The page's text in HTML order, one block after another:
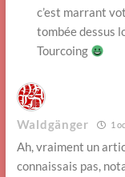
c’est marrant
tombée dessus
Tourcoing
Waldgänger 1
Ah, vraiment un
connaissais pas,